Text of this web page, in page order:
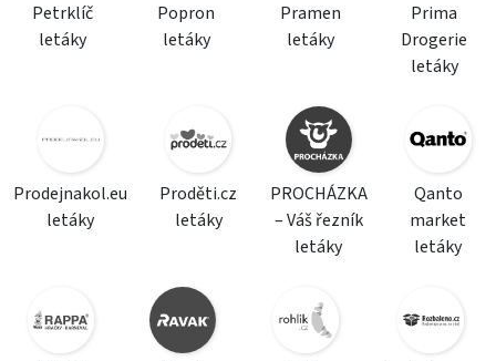
Petrklíč
letáky
Popron
letáky
Pramen
letáky
Prima
Drogerie
letáky
Prodejnakol.eu
letáky
Proděti.cz
letáky
PROCHÁZKA
– Váš řezník
letáky
Qanto
market
letáky